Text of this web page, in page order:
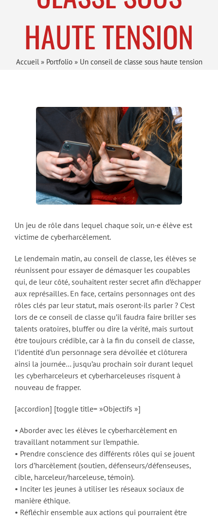
HAUTE TENSION
Accueil » Portfolio» Un conseil de classe sous haute tension
Un jeu de rôle dans lequel chaque soir, un·e élève est
victime de cyberharcèlement.
Le lendemain matin, au conseil de classe, les élèves se
réunissent pour essayer de démasquer les coupables
qui, de leur côté, souhaitent rester secret afin d’échapper
aux représailles. En face, certains personnages ont des
rôles clés par leur statut, mais oseront-ils parler ? C’est
lors de ce conseil de classe qu’il faudra faire briller ses
talents oratoires, bluffer ou dire la vérité, mais surtout
être toujours crédible, car à la fin du conseil de classe,
l’identité d’un personnage sera dévoilée et clôturera
ainsi la journée… jusqu’au prochain soir durant lequel
les cyberharceleurs et cyberharceleuses risquent à
nouveau de frapper.
[accordion] [toggle title= »Objectifs »]
• Aborder avec les élèves le cyberharcèlement en
travaillant notamment sur l’empathie.
• Prendre conscience des différents rôles qui se jouent
lors d’harcèlement (soutien, défenseurs/défenseuses,
cible, harceleur/harceleuse, témoin).
• Inciter les jeunes à utiliser les réseaux sociaux de
manière éthique.
• Réfléchir ensemble aux actions qui pourraient être